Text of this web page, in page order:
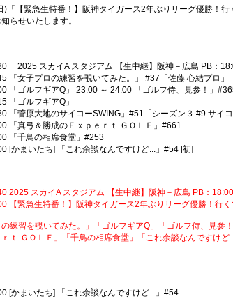
)「【緊急生特番！】阪神タイガース2年ぶりリーグ優勝！
らせいたします。
2025 スカイA スタジアム 【生中継】阪神－広島 PB：
「女子プロの練習を覗いてみた。」 #37「佐藤 心結プロ」
「ゴルフギアQ」 23:00 ～ 24:00 「ゴルフ侍、見参！」
「ゴルフギアQ」
「菅原大地のサイコーSWING」#51「シーズン３ #9 サイ
「真弓＆勝成のＥｘｐｅｒｔ ＧＯＬＦ」#661
「千鳥の相席食堂」#253
[かまいたち] 「これ余談なんですけど...」#54 [初]
2025 スカイA スタジアム 【生中継】阪神－広島 PB：
【緊急生特番！】阪神タイガース2年ぶりリーグ優勝！行
練習を覗いてみた。」「ゴルフギアQ」「ゴルフ侍、見参
ｔ ＧＯＬＦ」「千鳥の相席食堂」「これ余談なんですけど
[かまいたち] 「これ余談なんですけど...」#54